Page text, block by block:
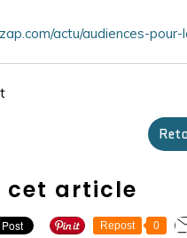
cet article
Repost 0